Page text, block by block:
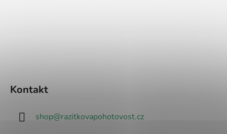
Kontakt
shop@razitkovapohotovost.cz